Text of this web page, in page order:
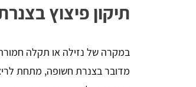
תיקון פיצוץ
במקרה של נזילה או תקלה
מדובר בצנרת חשופה, מתחת